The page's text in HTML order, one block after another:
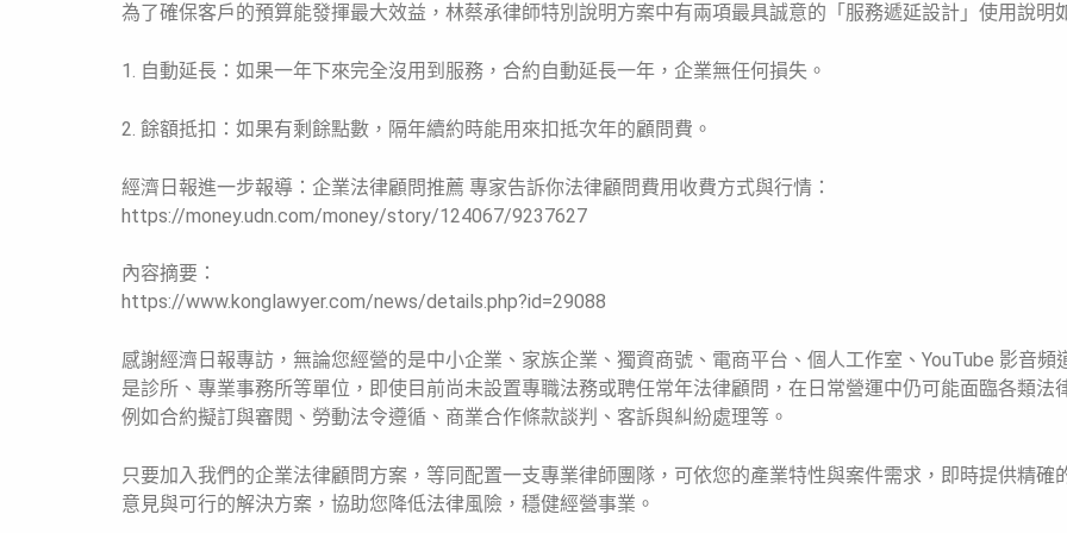
為了確保客戶的預算能發揮最大效益，林蔡承律師特別說明方案中有兩項最具誠意的「服務遞延設計」使用說明
1. 自動延長：如果一年下來完全沒用到服務，合約自動延長一年，企業無任何損失。
2. 餘額抵扣：如果有剩餘點數，隔年續約時能用來扣抵次年的顧問費。
經濟日報進一步報導：企業法律顧問推薦 專家告訴你法律顧問費用收費方式與行情：
https://money.udn.com/money/story/124067/9237627
內容摘要：
https://www.konglawyer.com/news/details.php?id=29088
感謝經濟日報專訪，無論您經營的是中小企業、家族企業、獨資商號、電商平台、個人工作室、YouTube 影音頻
是診所、專業事務所等單位，即使目前尚未設置專職法務或聘任常年法律顧問，在日常營運中仍可能面臨各類法
例如合約擬訂與審閱、勞動法令遵循、商業合作條款談判、客訴與糾紛處理等。
只要加入我們的企業法律顧問方案，等同配置一支專業律師團隊，可依您的產業特性與案件需求，即時提供精確
意見與可行的解決方案，協助您降低法律風險，穩健經營事業。